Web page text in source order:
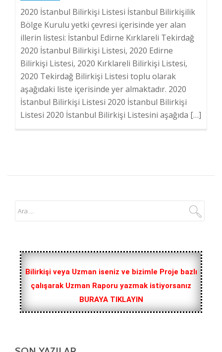
2020 İstanbul Bilirkişi Listesi İstanbul Bilirkişilik
Bölge Kurulu yetki çevresi içerisinde yer alan
illerin listesi: İstanbul Edirne Kırklareli Tekirdağ
2020 İstanbul Bilirkişi Listesi, 2020 Edirne
Bilirkişi Listesi, 2020 Kırklareli Bilirkişi Listesi,
2020 Tekirdağ Bilirkişi Listesi toplu olarak
aşağıdaki liste içerisinde yer almaktadır. 2020
İstanbul Bilirkişi Listesi 2020 İstanbul Bilirkişi
Listesi 2020 İstanbul Bilirkişi Listesini aşağıda […]
Bilirkişi veya Uzman iseniz ve bizimle Proje bazlı
çalışarak Uzman Raporu yazmak istiyorsanız
BURAYA TIKLAYIN